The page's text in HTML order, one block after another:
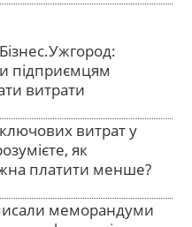
підприємцям
витрати
витрат у
як
платити менше?
меморандуми